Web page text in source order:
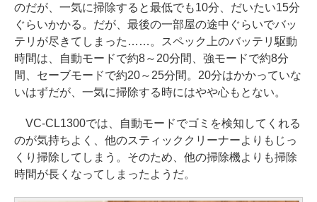
のだが、一気に掃除すると最低でも10分、だいたい15分
ぐらいかかる。だが、最後の一部屋の途中ぐらいでバッ
テリが尽きてしまった……。スペック上のバッテリ駆動
時間は、自動モードで約8～20分間、強モードで約8分
間、セーブモードで約20～25分間。20分はかかっていな
いはずだが、一気に掃除する時にはやや心もとない。
VC-CL1300では、自動モードでゴミを検知してくれる
のが気持ちよく、他のスティッククリーナーよりもじっ
くり掃除してしまう。そのため、他の掃除機よりも掃除
時間が長くなってしまったようだ。